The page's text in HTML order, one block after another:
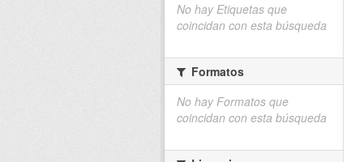
No hay Etiquetas que
coincidan con esta búsqueda
Formatos
No hay Formatos que
coincidan con esta búsqueda